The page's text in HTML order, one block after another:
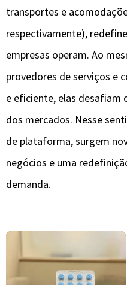
transportes e
respectivamente),
empresas operam. Ao
provedores de serviços e
e eficiente, elas desafiam
dos mercados. Nesse
de plataforma, surgem
negócios e uma
demanda.